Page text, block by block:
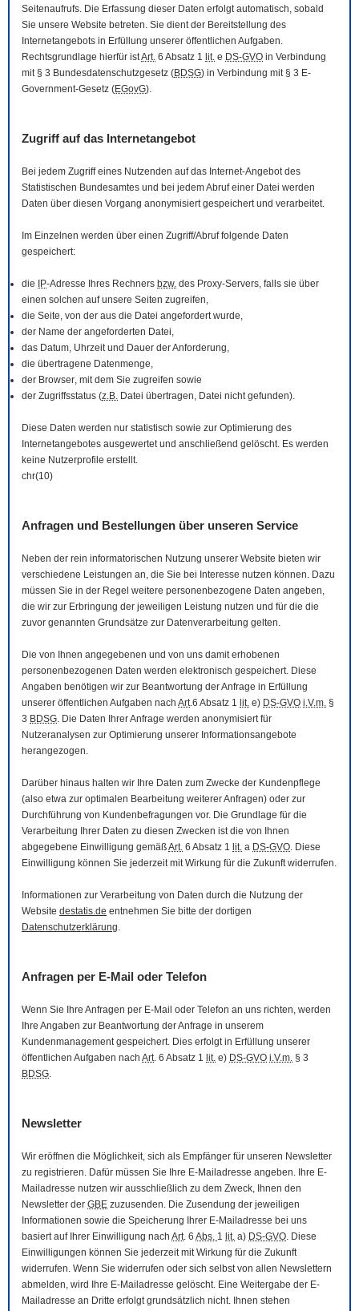
Seitenaufrufs. Die Erfassung dieser Daten erfolgt automatisch, sobald
Sie unsere Website betreten. Sie dient der Bereitstellung des
Internetangebots in Erfüllung unserer öffentlichen Aufgaben.
Rechtsgrundlage hierfür istArt. 6 Absatz 1 lit. e DS-GVO in Verbindung
mit § 3 Bundesdatenschutzgesetz (BDSG) in Verbindung mit § 3 E-
Government-Gesetz (EGovG).
Zugriff auf das Internetangebot
Bei jedem Zugriff eines Nutzenden auf das Internet-Angebot des
Statistischen Bundesamtes und bei jedem Abruf einer Datei werden
Daten über diesen Vorgang anonymisiert gespeichert und verarbeitet.
Im Einzelnen werden über einen Zugriff/Abruf folgende Daten
gespeichert:
die IP-Adresse Ihres Rechners bzw. des Proxy-Servers, falls sie über
einen solchen auf unsere Seiten zugreifen,
die Seite, von der aus die Datei angefordert wurde,
der Name der angeforderten Datei,
das Datum, Uhrzeit und Dauer der Anforderung,
die übertragene Datenmenge,
der Browser, mit dem Sie zugreifen sowie
der Zugriffsstatus (z.B. Datei übertragen, Datei nicht gefunden).
Diese Daten werden nur statistisch sowie zur Optimierung des
Internetangebotes ausgewertet und anschließend gelöscht. Es werden
keine Nutzerprofile erstellt.
chr(10)
Anfragen und Bestellungen über unseren Service
Neben der rein informatorischen Nutzung unserer Website bieten wir
verschiedene Leistungen an, die Sie bei Interesse nutzen können. Dazu
müssen Sie in der Regel weitere personenbezogene Daten angeben,
die wir zur Erbringung der jeweiligen Leistung nutzen und für die die
zuvor genannten Grundsätze zur Datenverarbeitung gelten.
Die von Ihnen angegebenen und von uns damit erhobenen
personenbezogenen Daten werden elektronisch gespeichert. Diese
Angaben benötigen wir zur Beantwortung der Anfrage in Erfüllung
unserer öffentlichen Aufgaben nach Art.6 Absatz 1 lit. e) DS-GVO i.V.m. §
3 BDSG. Die Daten Ihrer Anfrage werden anonymisiert für
Nutzeranalysen zur Optimierung unserer Informationsangebote
herangezogen.
Darüber hinaus halten wir Ihre Daten zum Zwecke der Kundenpflege
(also etwa zur optimalen Bearbeitung weiterer Anfragen) oder zur
Durchführung von Kundenbefragungen vor. Die Grundlage für die
Verarbeitung Ihrer Daten zu diesen Zwecken ist die von Ihnen
abgegebene Einwilligung gemäßArt. 6 Absatz 1 lit. a DS-GVO. Diese
Einwilligung können Sie jederzeit mit Wirkung für die Zukunft widerrufen.
Informationen zur Verarbeitung von Daten durch die Nutzung der
Website destatis.de entnehmen Sie bitte der dortigen
Datenschutzerklärung.
Anfragen per E-Mail oder Telefon
Wenn Sie Ihre Anfragen per E-Mail oder Telefon an uns richten, werden
Ihre Angaben zur Beantwortung der Anfrage in unserem
Kundenmanagement gespeichert. Dies erfolgt in Erfüllung unserer
öffentlichen Aufgaben nach Art. 6 Absatz 1 lit. e) DS-GVO i.V.m. § 3
BDSG.
Newsletter
Wir eröffnen die Möglichkeit, sich als Empfänger für unseren Newsletter
zu registrieren. Dafür müssen Sie Ihre E-Mail adresse angeben. Ihre E-
Mail adresse nutzen wir ausschließlich zu dem Zweck, Ihnen den
Newsletter der GBE zuzusenden. Die Zusendung der jeweiligen
Informationen sowie die Speicherung Ihrer E-Mail adresse bei uns
basiert auf Ihrer Einwilligung nach Art. 6 Abs. 1 lit. a) DS-GVO. Diese
Einwilligungen können Sie jederzeit mit Wirkung für die Zukunft
widerrufen. Wenn Sie widerrufen oder sich selbst von allen Newslettern
abmelden, wird Ihre E-Mail adresse gelöscht. Eine Weitergabe der E-
Mail adresse an Dritte erfolgt grundsätzlich nicht. Ihnen stehen